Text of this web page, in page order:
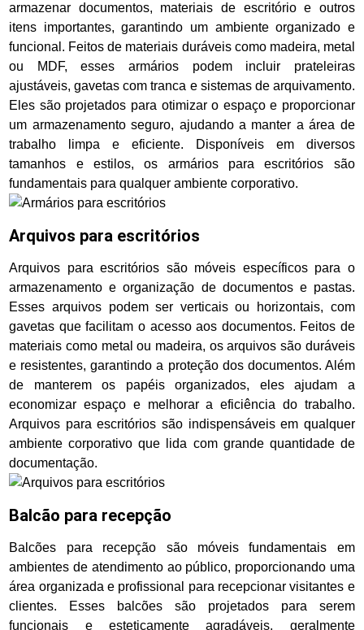
armazenar documentos, materiais de escritório e outros
itens importantes, garantindo um ambiente organizado e
funcional. Feitos de materiais duráveis como madeira, metal
ou MDF, esses armários podem incluir prateleiras
ajustáveis, gavetas com tranca e sistemas de arquivamento.
Eles são projetados para otimizar o espaço e proporcionar
um armazenamento seguro, ajudando a manter a área de
trabalho limpa e eficiente. Disponíveis em diversos
tamanhos e estilos, os armários para escritórios são
fundamentais para qualquer ambiente corporativo.
Arquivos para escritórios
Arquivos para escritórios são móveis específicos para o
armazenamento e organização de documentos e pastas.
Esses arquivos podem ser verticais ou horizontais, com
gavetas que facilitam o acesso aos documentos. Feitos de
materiais como metal ou madeira, os arquivos são duráveis
e resistentes, garantindo a proteção dos documentos. Além
de manterem os papéis organizados, eles ajudam a
economizar espaço e melhorar a eficiência do trabalho.
Arquivos para escritórios são indispensáveis em qualquer
ambiente corporativo que lida com grande quantidade de
documentação.
Balcão para recepção
Balcões para recepção são móveis fundamentais em
ambientes de atendimento ao público, proporcionando uma
área organizada e profissional para recepcionar visitantes e
clientes. Esses balcões são projetados para serem
funcionais e esteticamente agradáveis, geralmente